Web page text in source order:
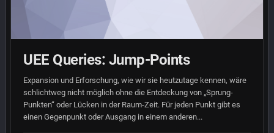
UEE Queries: Jump-Points
Expansion und Erforschung, wie wir sie heutzutage kennen, wäre
schlichtweg nicht möglich ohne die Entdeckung von „Sprung-
Punkten“ oder Lücken in der Raum-Zeit. Für jeden Punkt gibt es
einen Gegenpunkt oder Ausgang in einem anderen...